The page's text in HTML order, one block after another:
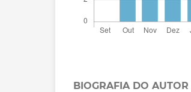
BIOGRAFIA DO AUTOR